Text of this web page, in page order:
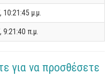
10:21:45 μ.μ.
9:21:40 π.μ.
για να προσθέσετε